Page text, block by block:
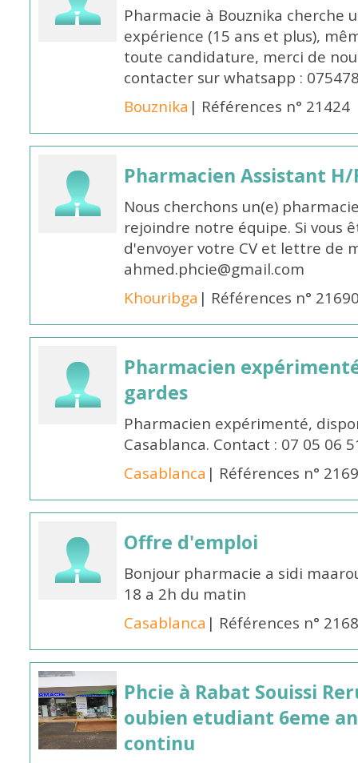
Pharmacie à Bouznika cherche
expérience (15 ans et plus),
toute candidature, merci de
contacter sur whatsapp :
Bouznika | Références n° 21424
Pharmacien Assistant
Nous cherchons un(e)
rejoindre notre équipe. Si vous
d'envoyer votre CV et lettre de
ahmed.phcie@gmail.com
Khouribga | Références n°
Pharmacien
gardes
Pharmacien expérimenté,
Casablanca. Contact : 07 05 06
Casablanca | Références n°
Offre d'emploi
Bonjour pharmacie a sidi
18 a 2h du matin
Casablanca | Références n°
Phcie à Rabat Souissi
oubien etudiant 6eme
continu